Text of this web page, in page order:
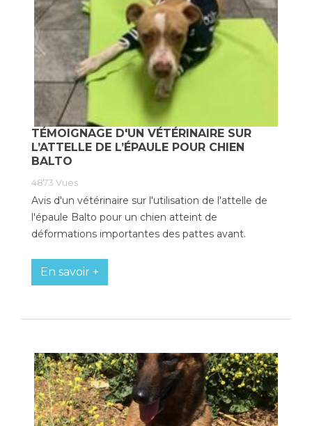
TÉMOIGNAGE D'UN VÉTÉRINAIRE SUR
L’ATTELLE DE L’ÉPAULE POUR CHIEN
BALTO
4873 Vues
Avis d'un vétérinaire sur l'utilisation de l'attelle de
l'épaule Balto pour un chien atteint de
déformations importantes des pattes avant.
En savoir +